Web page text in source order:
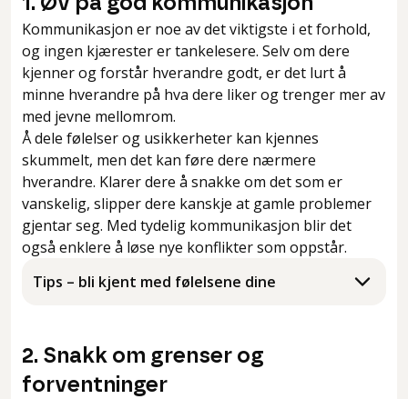
Kommunikasjon er noe av det viktigste i et forhold,
og ingen kjærester er tankelesere. Selv om dere
kjenner og forstår hverandre godt, er det lurt å
minne hverandre på hva dere liker og trenger mer av
med jevne mellomrom.
Å dele følelser og usikkerheter kan kjennes
skummelt, men det kan føre dere nærmere
hverandre. Klarer dere å snakke om det som er
vanskelig, slipper dere kanskje at gamle problemer
gjentar seg. Med tydelig kommunikasjon blir det
også enklere å løse nye konflikter som oppstår.
Tips – bli kjent med følelsene dine
2. Snakk om grenser og
forventninger